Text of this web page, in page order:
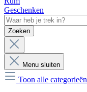
Geschenken
Zoeken
Menu sluiten
Toon alle categorieën